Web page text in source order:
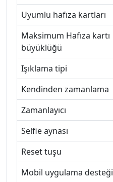
Uyumlu hafıza kartları
Maksimum Hafıza kartı
büyüklüğü
Işıklama tipi
Kendinden zamanlama
Zamanlayıcı
Selfie aynası
Reset tuşu
Mobil uygulama desteği